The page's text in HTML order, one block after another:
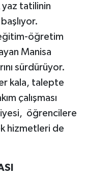
yaz tatilinin
öğretim
Manisa
sürdürüyor.
kala, talepte
çalışması
öğrencilere
hizmetleri de